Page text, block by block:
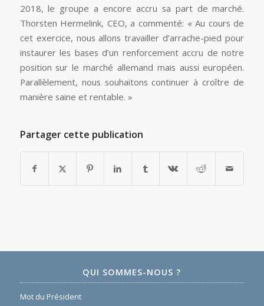
2018, le groupe a encore accru sa part de marché.
Thorsten Hermelink, CEO, a commenté: « Au cours de
cet exercice, nous allons travailler d’arrache-pied pour
instaurer les bases d’un renforcement accru de notre
position sur le marché allemand mais aussi européen.
Parallèlement, nous souhaitons continuer à croître de
manière saine et rentable. »
Partager cette publication
QUI SOMMES-NOUS ?
Mot du Président